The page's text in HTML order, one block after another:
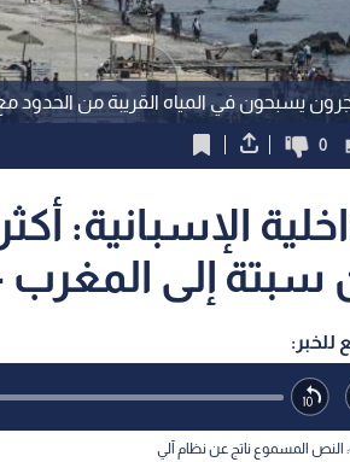
يسبحون في المياه القريبة من الحدود
0
سبتة إلى المغرب
للخبر:
النص المسموع ناتج عن نظام آلي